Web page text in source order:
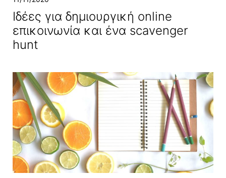
Ιδέες για δημιουργική online
επικοινωνία και ένα scavenger
hunt